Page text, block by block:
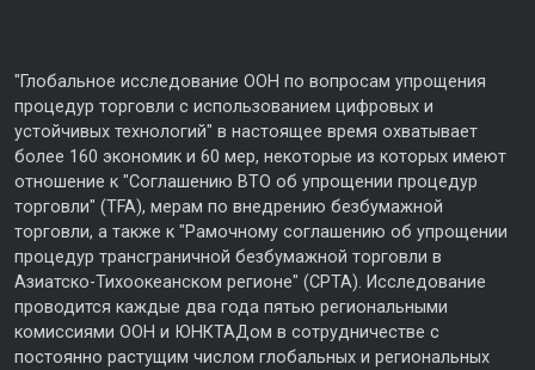
"Глобальное исследование ООН по вопросам упрощения
процедур торговли с использованием цифровых и
устойчивых технологий" в настоящее время охватывает
более 160 экономик и 60 мер, некоторые из которых имеют
отношение к "Соглашению ВТО об упрощении процедур
торговли" (TFA), мерам по внедрению безбумажной
торговли, а также к "Рамочному соглашению об упрощении
процедур трансграничной безбумажной торговли в
Азиатско-Тихоокеанском регионе" (CPTA). Исследование
проводится каждые два года пятью региональными
комиссиями ООН и ЮНКТАДом в сотрудничестве с
постоянно растущим числом глобальных и региональных